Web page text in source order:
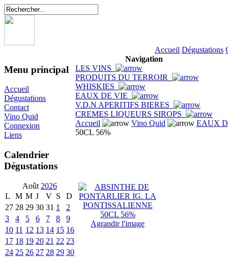
Accueil Dégustations
Menu principal
Accueil
Dégustations
Contact
Vino Quid
Connexion
Liens
Calendrier
Dégustations
Août 2026
L
M M J V S
D
27 28 29 30 31 1
2
3
4 5 6 7 8
9
10 11 12 13 14 15 16
17 18 19 20 21 22 23
24 25 26 27 28 29 30
Navigation
LES VINS
PRODUITS DU TERROIR
WHISKIES
EAUX DE VIE
V.D.N APERITIFS BIERES
CREMES LIQUEURS SIROPS
Accueil
Vino Quid
EAUX
50CL 56%
Agrandir l'image